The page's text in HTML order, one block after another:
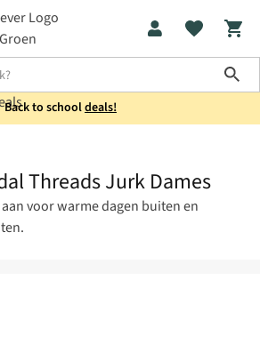
Back to schooldeals!
Threads Jurk Dames
voor warme dagen buiten en